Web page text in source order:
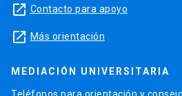
launch Contacto para apoyo
launch Más orientación
MEDIACIÓN UNIVERSITARIA